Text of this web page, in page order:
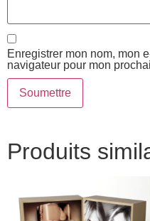
Enregistrer mon nom, mon
navigateur pour mon
Produits